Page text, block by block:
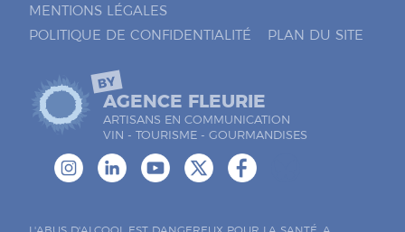
MENTIONS LÉGALES
POLITIQUE DE CONFIDENTIALITÉ
PLAN DU SITE
BY
AGENCE FLEURIE
ARTISANS EN COMMUNICATION
VIN - TOURISME - GOURMANDISES
L'ABUS D'ALCOOL EST DANGEREUX POUR LA SANTÉ. A